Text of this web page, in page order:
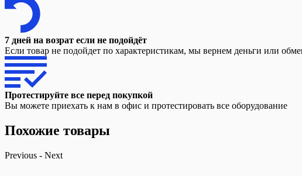
7 дней на возрат если не подойдёт
Если товар не подойдет по характеристикам, мы вернем деньги или
Протестируйте все перед покупкой
Вы можете приехать к нам в офис и протестировать все оборудование
Похожие товары
Previous - Next